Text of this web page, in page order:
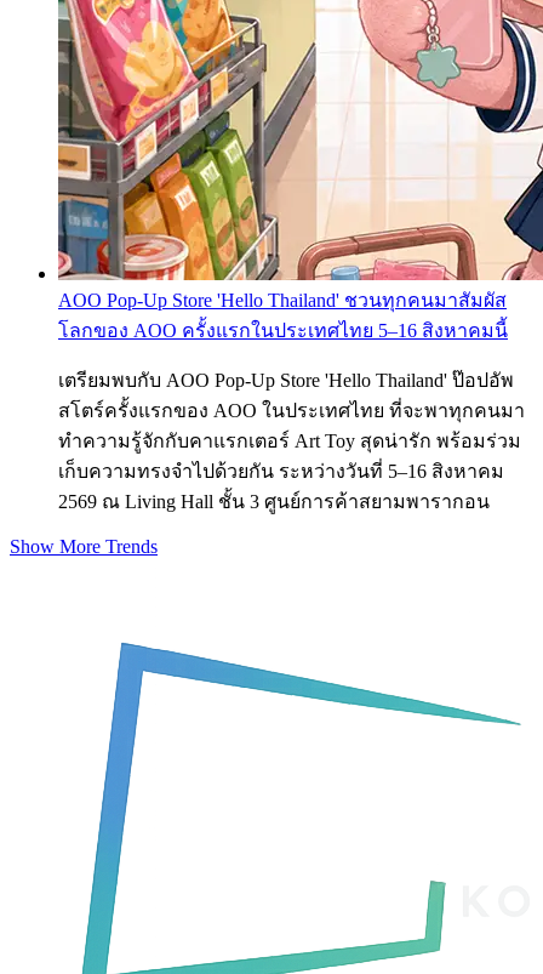
AOO Pop-Up Store 'Hello Thailand' ชวนทุกคนมาสัมผัส
โลกของ AOO ครั้งแรกในประเทศไทย 5–16 สิงหาคมนี้
เตรียมพบกับ AOO Pop-Up Store 'Hello Thailand' ป๊อปอัพ
สโตร์ครั้งแรกของ AOO ในประเทศไทย ที่จะพาทุกคนมา
ทำความรู้จักกับคาแรกเตอร์ Art Toy สุดน่ารัก พร้อมร่วม
เก็บความทรงจำไปด้วยกัน ระหว่างวันที่ 5–16 สิงหาคม
2569 ณ Living Hall ชั้น 3 ศูนย์การค้าสยามพารากอน
Show More Trends